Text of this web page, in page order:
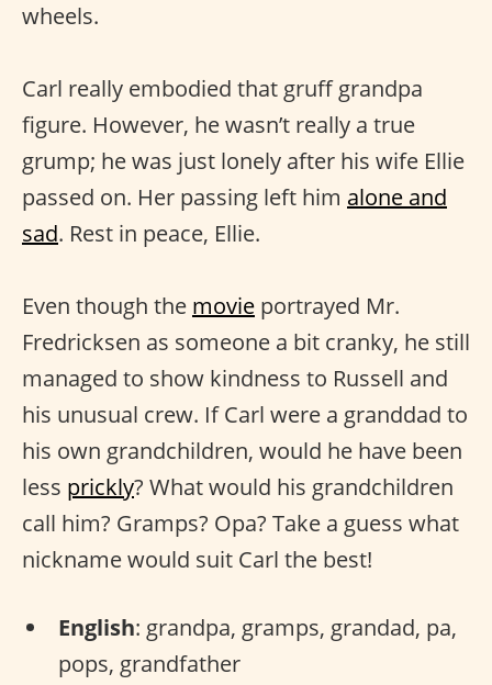
wheels.
Carl really embodied that gruff grandpa
figure. However, he wasn’t really a true
grump; he was just lonely after his wife Ellie
passed on. Her passing left him alone and
sad. Rest in peace, Ellie.
Even though the movie portrayed Mr.
Fredricksen as someone a bit cranky, he still
managed to show kindness to Russell and
his unusual crew. If Carl were a granddad to
his own grandchildren, would he have been
less prickly? What would his grandchildren
call him? Gramps? Opa? Take a guess what
nickname would suit Carl the best!
English: grandpa, gramps, grandad, pa,
pops, grandfather